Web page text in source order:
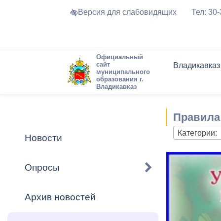
Версия для слабовидящих Тел:
Официальный
сайт
муниципального
образования г.
Владикавказ
Владикавказ
Устав города
Города-
городского
Торги и
Программа
Формы
Обратная
Комиссии
График
Новостная
Актуально
Новости
Опросы
Архив новостей
Категории: